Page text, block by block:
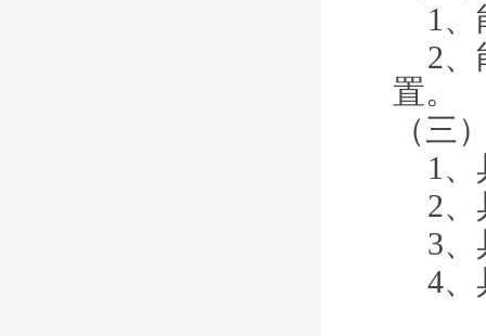
1、
2、
置。
（三
1、
2、
3、
4、